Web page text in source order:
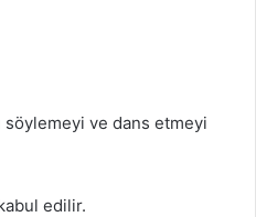
söylemeyi ve dans etmeyi
edilir.